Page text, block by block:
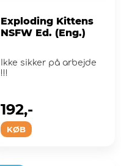
Exploding Kittens
NSFW Ed. (Eng.)
Ikke sikker på arbejde
!!!
KØB
192,-